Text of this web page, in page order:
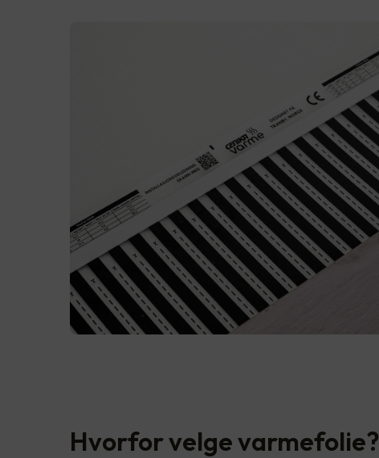
Hvorfor velge varmefolie?